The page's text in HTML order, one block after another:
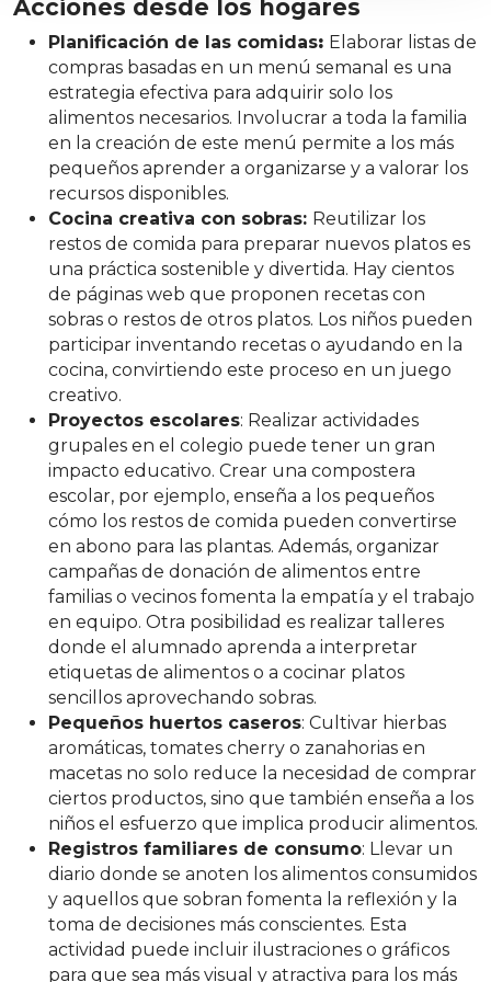
Acciones desde los hogares
Planificación de las comidas: Elaborar listas de
compras basadas en un menú semanal es una
estrategia efectiva para adquirir solo los
alimentos necesarios. Involucrar a toda la familia
en la creación de este menú permite a los más
pequeños aprender a organizarse y a valorar los
recursos disponibles.
Cocina creativa con sobras: Reutilizar los
restos de comida para preparar nuevos platos es
una práctica sostenible y divertida. Hay cientos
de páginas web que proponen recetas con
sobras o restos de otros platos. Los niños pueden
participar inventando recetas o ayudando en la
cocina, convirtiendo este proceso en un juego
creativo.
Proyectos escolares: Realizar actividades
grupales en el colegio puede tener un gran
impacto educativo. Crear una compostera
escolar, por ejemplo, enseña a los pequeños
cómo los restos de comida pueden convertirse
en abono para las plantas. Además, organizar
campañas de donación de alimentos entre
familias o vecinos fomenta la empatía y el trabajo
en equipo. Otra posibilidad es realizar talleres
donde el alumnado aprenda a interpretar
etiquetas de alimentos o a cocinar platos
sencillos aprovechando sobras.
Pequeños huertos caseros: Cultivar hierbas
aromáticas, tomates cherry o zanahorias en
macetas no solo reduce la necesidad de comprar
ciertos productos, sino que también enseña a los
niños el esfuerzo que implica producir alimentos.
Registros familiares de consumo: Llevar un
diario donde se anoten los alimentos consumidos
y aquellos que sobran fomenta la reflexión y la
toma de decisiones más conscientes. Esta
actividad puede incluir ilustraciones o gráficos
para que sea más visual y atractiva para los más